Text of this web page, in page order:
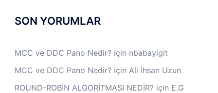
SON YORUMLAR
MCC ve DDC Pano Nedir? için nbabayigit
MCC ve DDC Pano Nedir? için Ali İhsan Uzun
ROUND-ROBİN ALGORİTMASI NEDİR? için E.G